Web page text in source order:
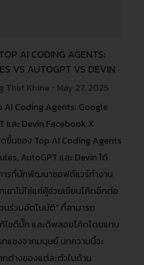
AI CODING AGENTS:
VS AUTOGPT VS DEVIN
Thet Khine
May 27, 2025
AI Coding Agents: Google
และ Devin Facebook X
ขึ้นของ Top AI Coding Agents
AutoGPT และ Devin ได้
ารที่นักพัฒนาซอฟต์แวร์ทำงาน
ขาไม่ใช่แค่ผู้ช่วยเขียนโค้ดอีกต่อ
นร่วมอัตโนมัติ” ที่สามารถ
ก้ไขดีบั๊ก และดีพลอยโค้ดโดยแทบ
แซงจากมนุษย์ บทความนี้จะ
กต่างของแต่ละตัวในด้าน